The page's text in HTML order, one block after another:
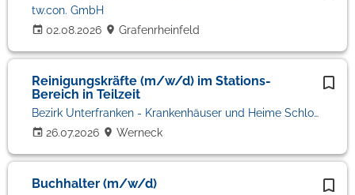
02.08.2026
tw.con. GmbH
Grafenrheinfeld
Reinigungskräfte (m/w/d) im Stations-
Bereich in Teilzeit
26.07.2026
Bezirk Unterfranken - Krankenhäuser und Heime Schloss Werneck
Werneck
Buchhalter (m/w/d)